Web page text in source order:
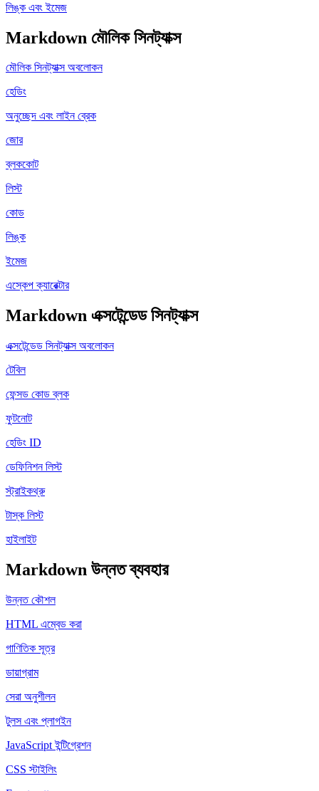
লিঙ্ক এবং ইমেজ
Markdown মৌলিক সিনট্যাক্স
মৌলিক সিনট্যাক্স অবলোকন
হেডিং
অনুচ্ছেদ এবং লাইন ব্রেক
জোর
ব্লককোট
লিস্ট
কোড
লিঙ্ক
ইমেজ
এস্কেপ ক্যারেক্টার
Markdown এক্সটেন্ডেড সিনট্যাক্স
এক্সটেন্ডেড সিনট্যাক্স অবলোকন
টেবিল
ফেন্সড কোড ব্লক
ফুটনোট
হেডিং ID
ডেফিনিশন লিস্ট
স্ট্রাইকথ্রু
টাস্ক লিস্ট
হাইলাইট
Markdown উন্নত ব্যবহার
উন্নত কৌশল
HTML এম্বেড করা
গাণিতিক সূত্র
ডায়াগ্রাম
সেরা অনুশীলন
টুলস এবং প্লাগইন
JavaScript ইন্টিগ্রেশন
CSS স্টাইলিং